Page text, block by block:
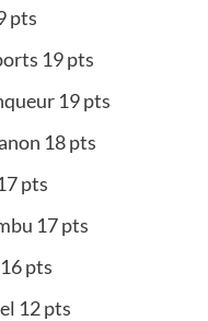
pts
19 pts
19 pts
18 pts
pts
17 pts
pts
12 pts